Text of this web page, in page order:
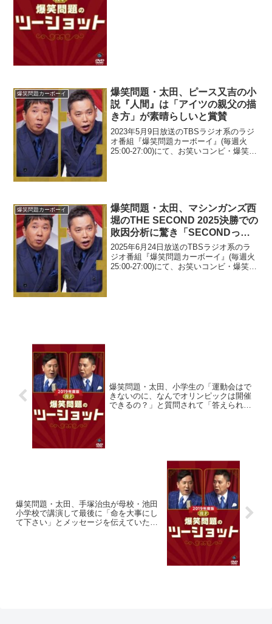
爆笑問題カーボーイ
爆笑問題・太田、ピース又吉の小
説『人間』は「アイツの親父の描
き方」が素晴らしいと賞賛
2023年5月9日放送のTBSラジオ系のラジ
オ番組『爆笑問題カーボーイ』(毎週火
25:00-27:00)にて、お笑いコンビ・爆笑問
爆笑問題カーボーイ
爆笑問題・太田、マシンガンズ西
堀のTHE SECOND 2025決勝での
敗因分析に驚き「SECONDって
いうのは可哀想コンテストなんで
す」
2025年6月24日放送のTBSラジオ系のラ
ジオ番組『爆笑問題カーボーイ』(毎週火
25:00-27:00)にて、お笑いコンビ・爆笑問
爆笑問題・太田、小学生の「運動会はで
きないのに、なんでオリンピックは開催
できるの？」と質問されて「答えられま
爆笑問題・太田、手塚治虫が母校・池田
小学校で講演して最後に「命を大事にし
て下さい」とメッセージを伝えていたと